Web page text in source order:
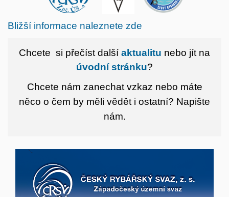
Bližší informace naleznete zde
Chcete si přečíst další aktualitu nebo jít na
úvodní stránku?
Chcete nám zanechat vzkaz nebo máte
něco o čem by měli vědět i ostatní? Napište
nám.